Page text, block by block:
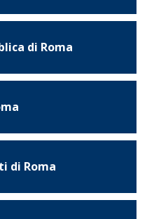
di Roma
di Roma